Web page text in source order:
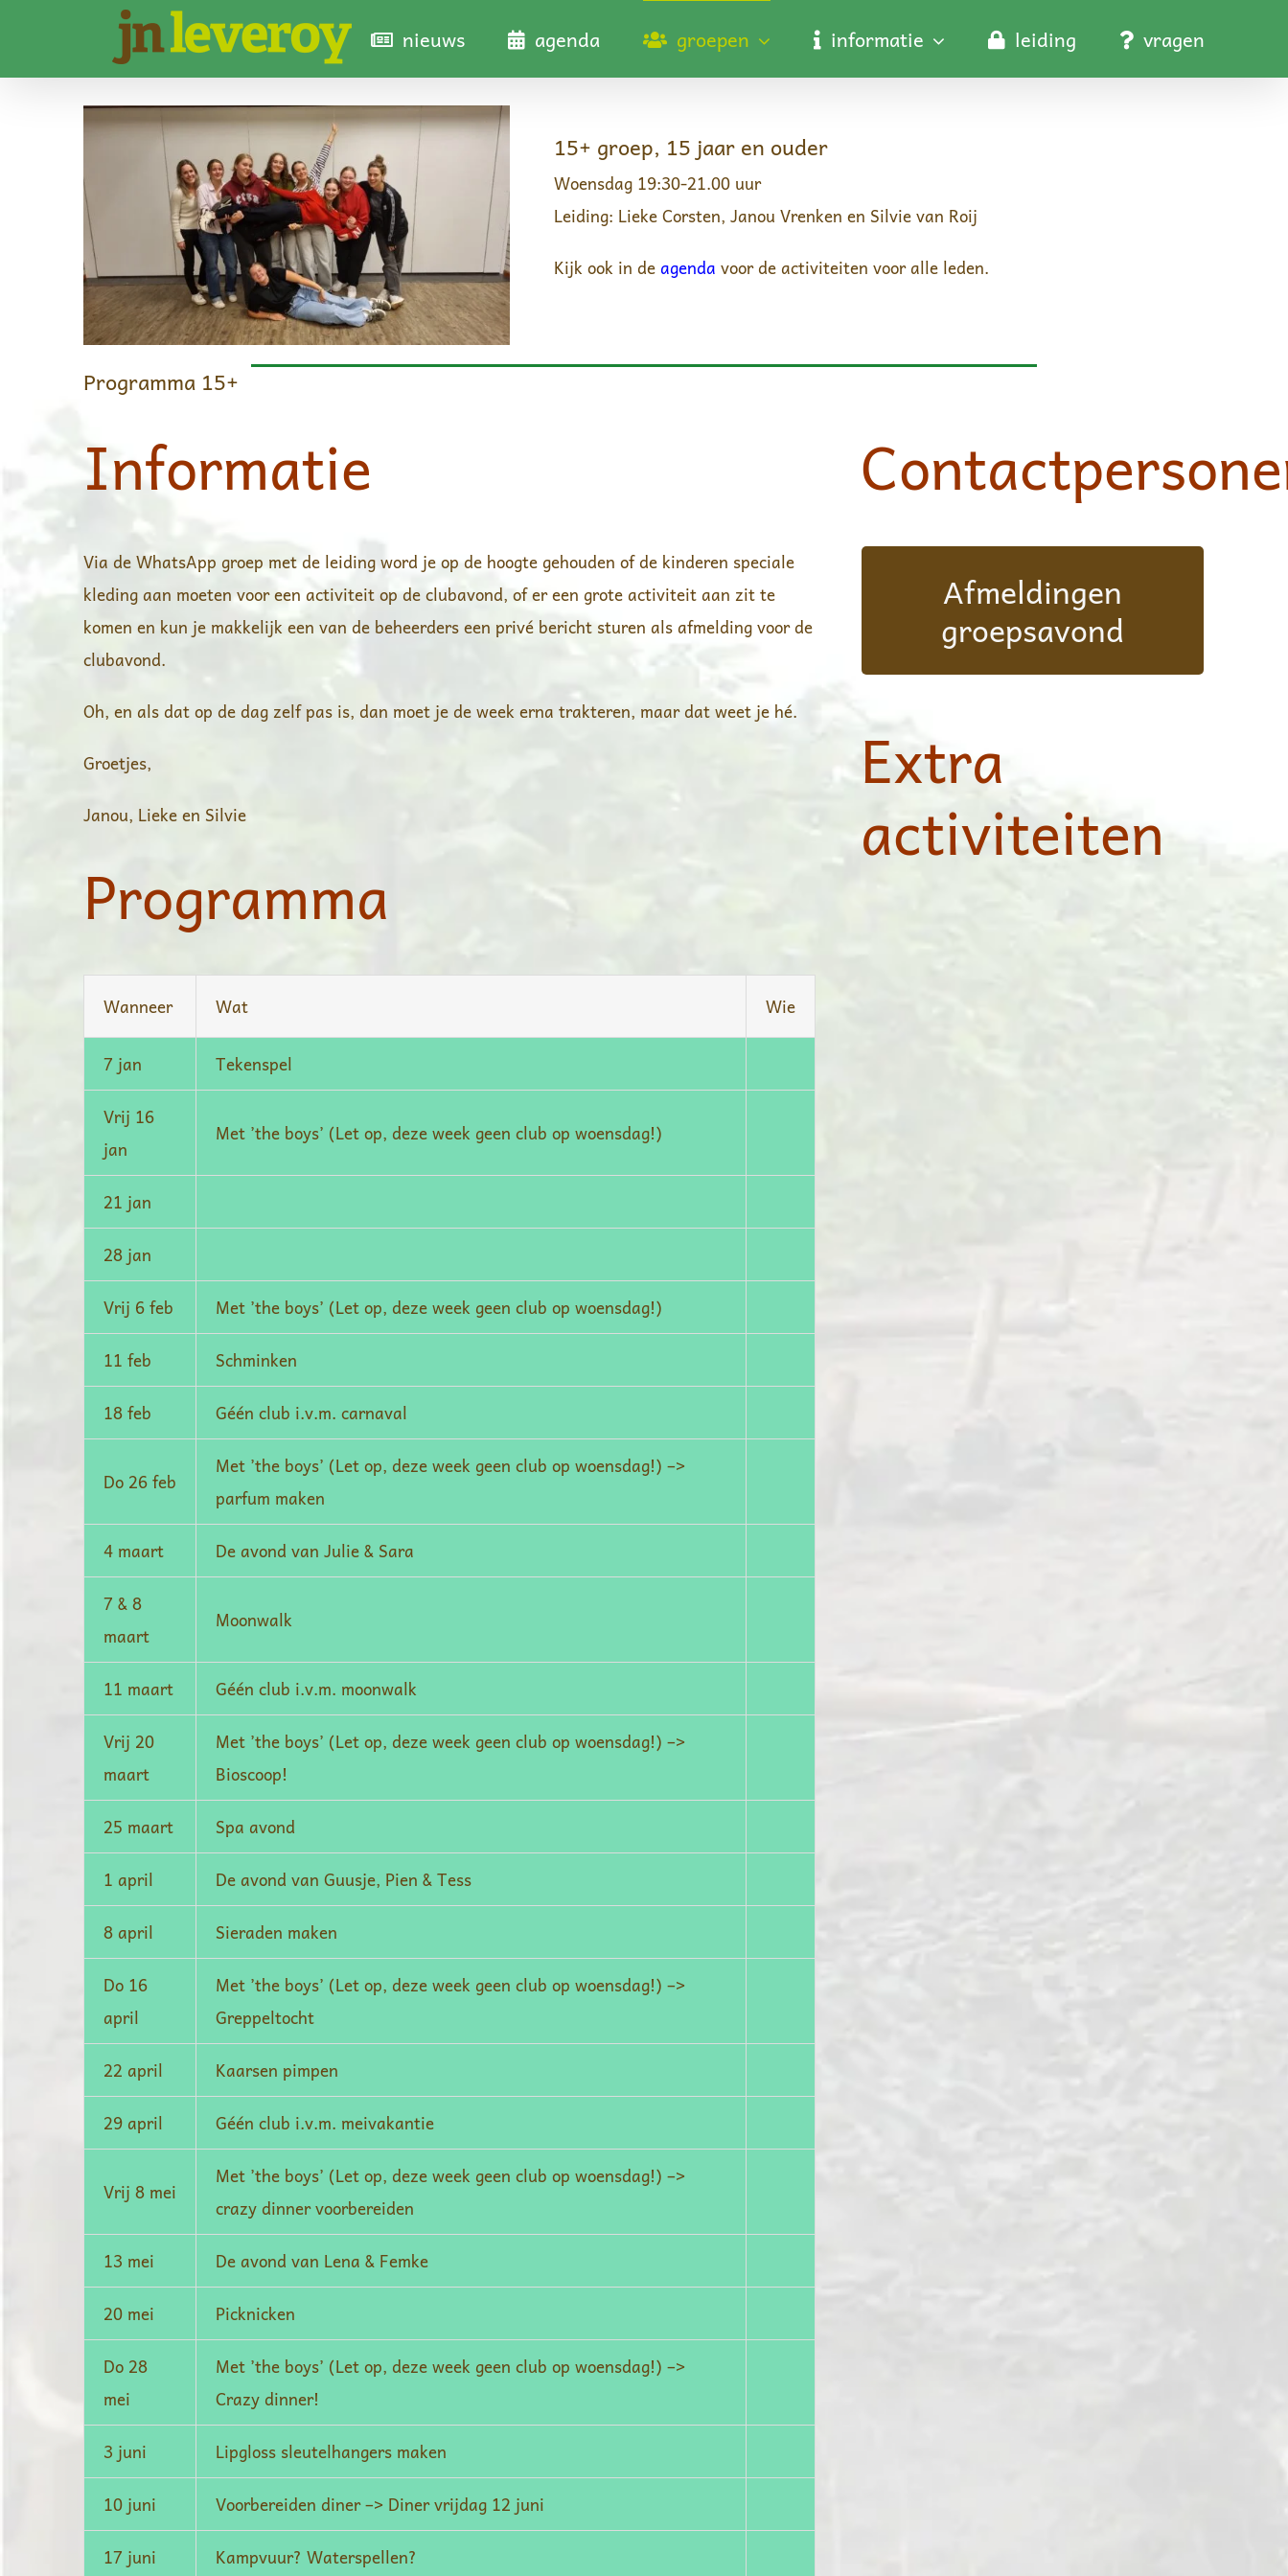
inhoud
nieuws agenda groepen informatie leiding vragen
15+ groep, 15 jaar en ouder
Woensdag 19:30-21.00 uur
Leiding: Lieke Corsten, Janou Vrenken en Silvie van Roij
Kijk ook in deagenda voor de activiteiten voor alle leden.
Programma 15+
Informatie
Via de WhatsApp groep met de leiding word je op de hoogte gehouden of de kinderen speciale
kleding aan moeten voor een activiteit op de clubavond, of er een grote activiteit aan zit te
komen en kun je makkelijk een van de beheerders een privé bericht sturen als afmelding voor de
clubavond.
Oh, en als dat op de dag zelf pas is, dan moet je de week erna trakteren, maar dat weet je hé.
Groetjes,
Janou, Lieke en Silvie
Programma
Wanneer Wat Wie
7 jan
Tekenspel
Vrij 16
jan
Met ’the boys’ (Let op, deze week geen club op woensdag!)
21 jan
28 jan
Vrij 6 feb
Met ’the boys’ (Let op, deze week geen club op woensdag!)
11 feb
Schminken
18 feb
Géén club i.v.m. carnaval
Do 26 feb
Met ’the boys’ (Let op, deze week geen club op woensdag!) –>
parfum maken
4 maart
De avond van Julie & Sara
7 & 8
maart
Moonwalk
11 maart
Géén club i.v.m. moonwalk
Vrij 20
maart
Met ’the boys’ (Let op, deze week geen club op woensdag!) –>
Bioscoop!
25 maart
Spa avond
1 april
De avond van Guusje, Pien & Tess
8 april
Sieraden maken
Do 16
april
Met ’the boys’ (Let op, deze week geen club op woensdag!) –>
Greppeltocht
22 april
Kaarsen pimpen
29 april
Géén club i.v.m. meivakantie
Vrij 8 mei
Met ’the boys’ (Let op, deze week geen club op woensdag!) –>
crazy dinner voorbereiden
13 mei
De avond van Lena & Femke
20 mei
Picknicken
Do 28
mei
Met ’the boys’ (Let op, deze week geen club op woensdag!) –>
Crazy dinner!
3 juni
Lipgloss sleutelhangers maken
10 juni
Voorbereiden diner –> Diner vrijdag 12 juni
17 juni
Kampvuur? Waterspellen?
Afmeldingen
groepsavond
Lieke 06-19984061
Extra
activiteiten